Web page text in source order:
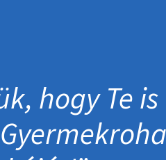
hogy Te is